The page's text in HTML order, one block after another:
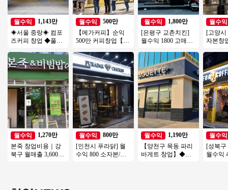
월수익
1,143만
◈서울 중랑◈ 컴포
즈커피 창업 ◆풀오
초보창업/은퇴창업/
여성창업
월수익
1,270만
본죽 창업비용｜강
북구 월매출 3,600만
월수익
500만
【메가커피】순익
500만 커피창업【인
너, 학원가, 먹자상권
창업추천
월수익
800만
[인천시 푸라닭] 월
수익 800 소자본/고
월수익
1,800만
[은평구 교촌치킨]
월수익 1800 고매출/
드 교촌치킨!
월수익
1,190만
【양천구 목동 파리
바게트 창업】◆메
월수익
[고양시
자본창
월수익
[성북
월수익